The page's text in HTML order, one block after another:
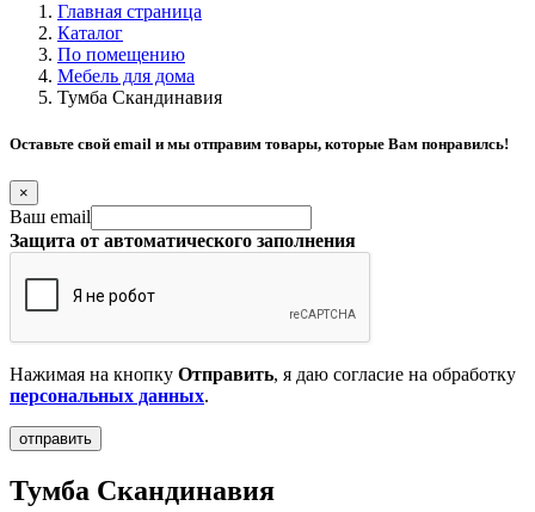
Главная страница
Каталог
По помещению
Мебель для дома
Тумба Скандинавия
Оставьте свой email и мы отправим товары, которые Вам понравилсь!
×
Ваш email
Защита от автоматического заполнения
Нажимая на кнопку Отправить, я даю согласие на обработку
персональных данных.
Тумба Скандинавия